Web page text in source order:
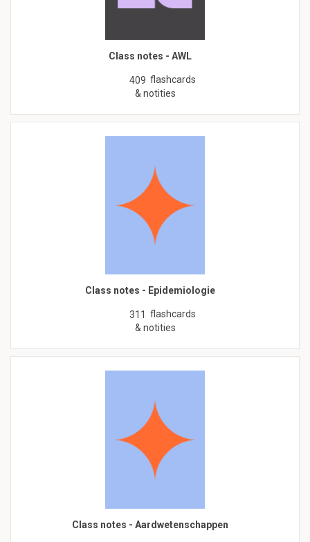
Class notes - AWL
409 flashcards
& notities
Class notes - Epidemiologie
311 flashcards
& notities
Class notes - Aardwetenschappen